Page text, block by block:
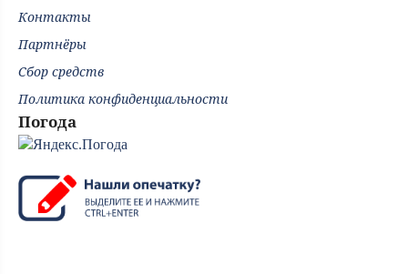
Контакты
Партнёры
Сбор средств
Политика конфиденциальности
Погода